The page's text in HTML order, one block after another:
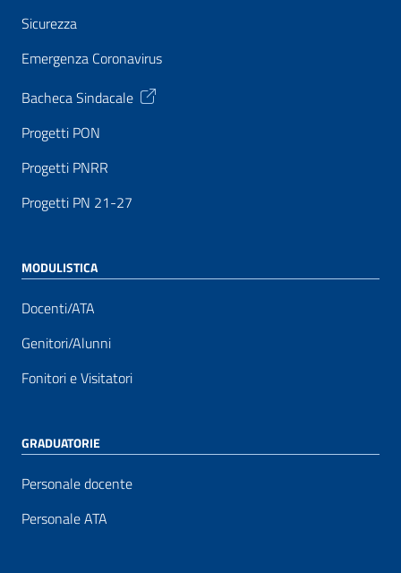
Sicurezza
Emergenza Coronavirus
Bacheca Sindacale
Progetti PON
Progetti PNRR
Progetti PN 21-27
MODULISTICA
Docenti/ATA
Genitori/Alunni
Fonitori e Visitatori
GRADUATORIE
Personale docente
Personale ATA